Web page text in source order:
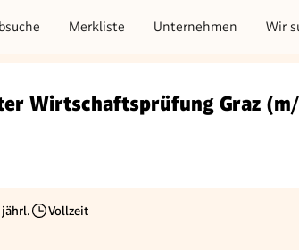
Merkliste Unternehmen Wir
Wirtschaftsprüfung Graz
Beschäftigungsart
Vollzeit